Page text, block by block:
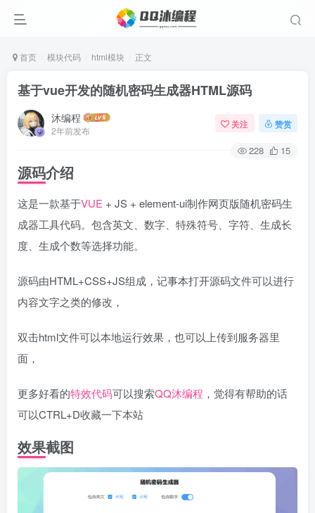
首页 模块代码 html模块 正文
基于vue开发的随机密码生成器HTML源码
沐编程
2年前发布
关注 赞赏
228 15
源码介绍
这是一款基于VUE + JS + element-ui制作网页版随机密码生
成器工具代码。包含英文、数字、特殊符号、字符、生成长
度、生成个数等选择功能。
源码由HTML+CSS+JS组成，记事本打开源码文件可以进行
内容文字之类的修改，
双击html文件可以本地运行效果，也可以上传到服务器里
面，
更多好看的特效代码可以搜索QQ沐编程 ，觉得有帮助的话
可以CTRL+D收藏一下本站
效果截图